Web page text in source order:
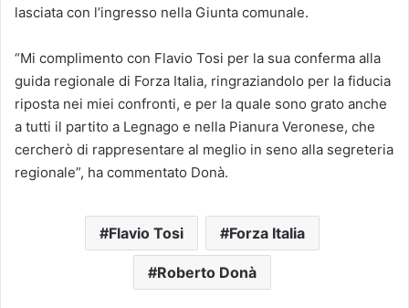
lasciata con l’ingresso nella Giunta comunale.
“Mi complimento con Flavio Tosi per la sua conferma alla
guida regionale di Forza Italia, ringraziandolo per la fiducia
riposta nei miei confronti, e per la quale sono grato anche
a tutti il partito a Legnago e nella Pianura Veronese, che
cercherò di rappresentare al meglio in seno alla segreteria
regionale”, ha commentato Donà.
Flavio Tosi Forza Italia
Roberto Donà